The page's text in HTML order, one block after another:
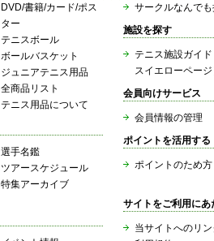
DVD/書籍/カード/ポス
ター
テニスボール
ボールバスケット
ジュニアテニス用品
全商品リスト
テニス用品について
選手名鑑
ツアースケジュール
特集アーカイブ
サークルなんで
施設を探す
テニス施設ガイ
スイエローペー
会員向けサービス
会員情報の管理
ポイントを活用する
ポイントのため方
サイトをご利用にあ
当サイトへのリ